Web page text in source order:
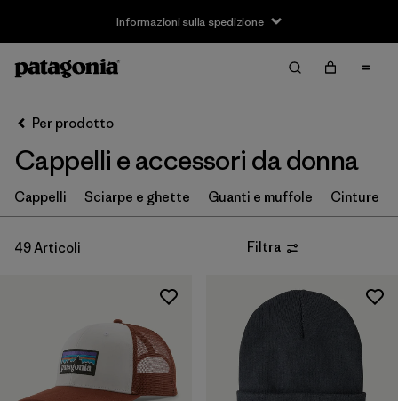
Informazioni sulla spedizione
Filtra per
Taglia
(4)
S (8)
M (6)
Filtra per
Vestibilità
Per prodotto
Cappelli e accessori da donna
Cappelli Sciarpe e ghette Guanti e muffole Cinture
49 Articoli Filtra